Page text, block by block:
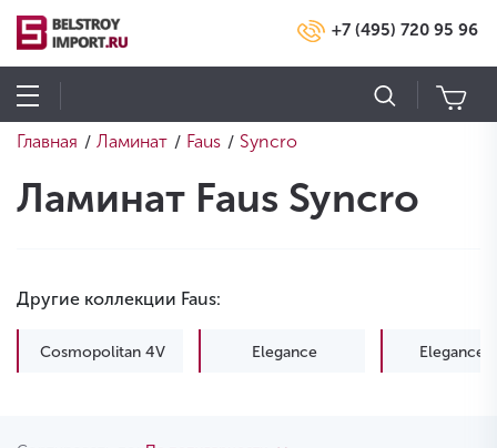
+7 (495) 720 95 96
Главная / Ламинат / Faus / Syncro
Ламинат Faus Syncro
Другие коллекции Faus:
Cosmopolitan 4V Elegance Elegance